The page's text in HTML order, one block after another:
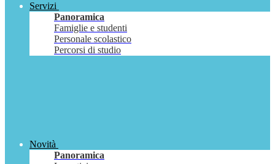
Servizi
Panoramica
Famiglie e studenti
Personale scolastico
Percorsi di studio
Novità
Panoramica